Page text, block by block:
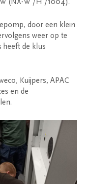
door een klein
weer op te
heeft de klus
, Kuijpers, APAC
en de